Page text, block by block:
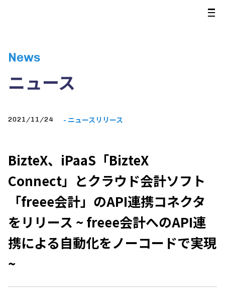
News
ニュース
2021/11/24 - ニュースリリース
BizteX、iPaaS「BizteX
Connect」とクラウド会計ソフト
「freee会計」のAPI連携コネクタ
をリリース ~ freee会計へのAPI連
携による自動化をノーコードで実現
~